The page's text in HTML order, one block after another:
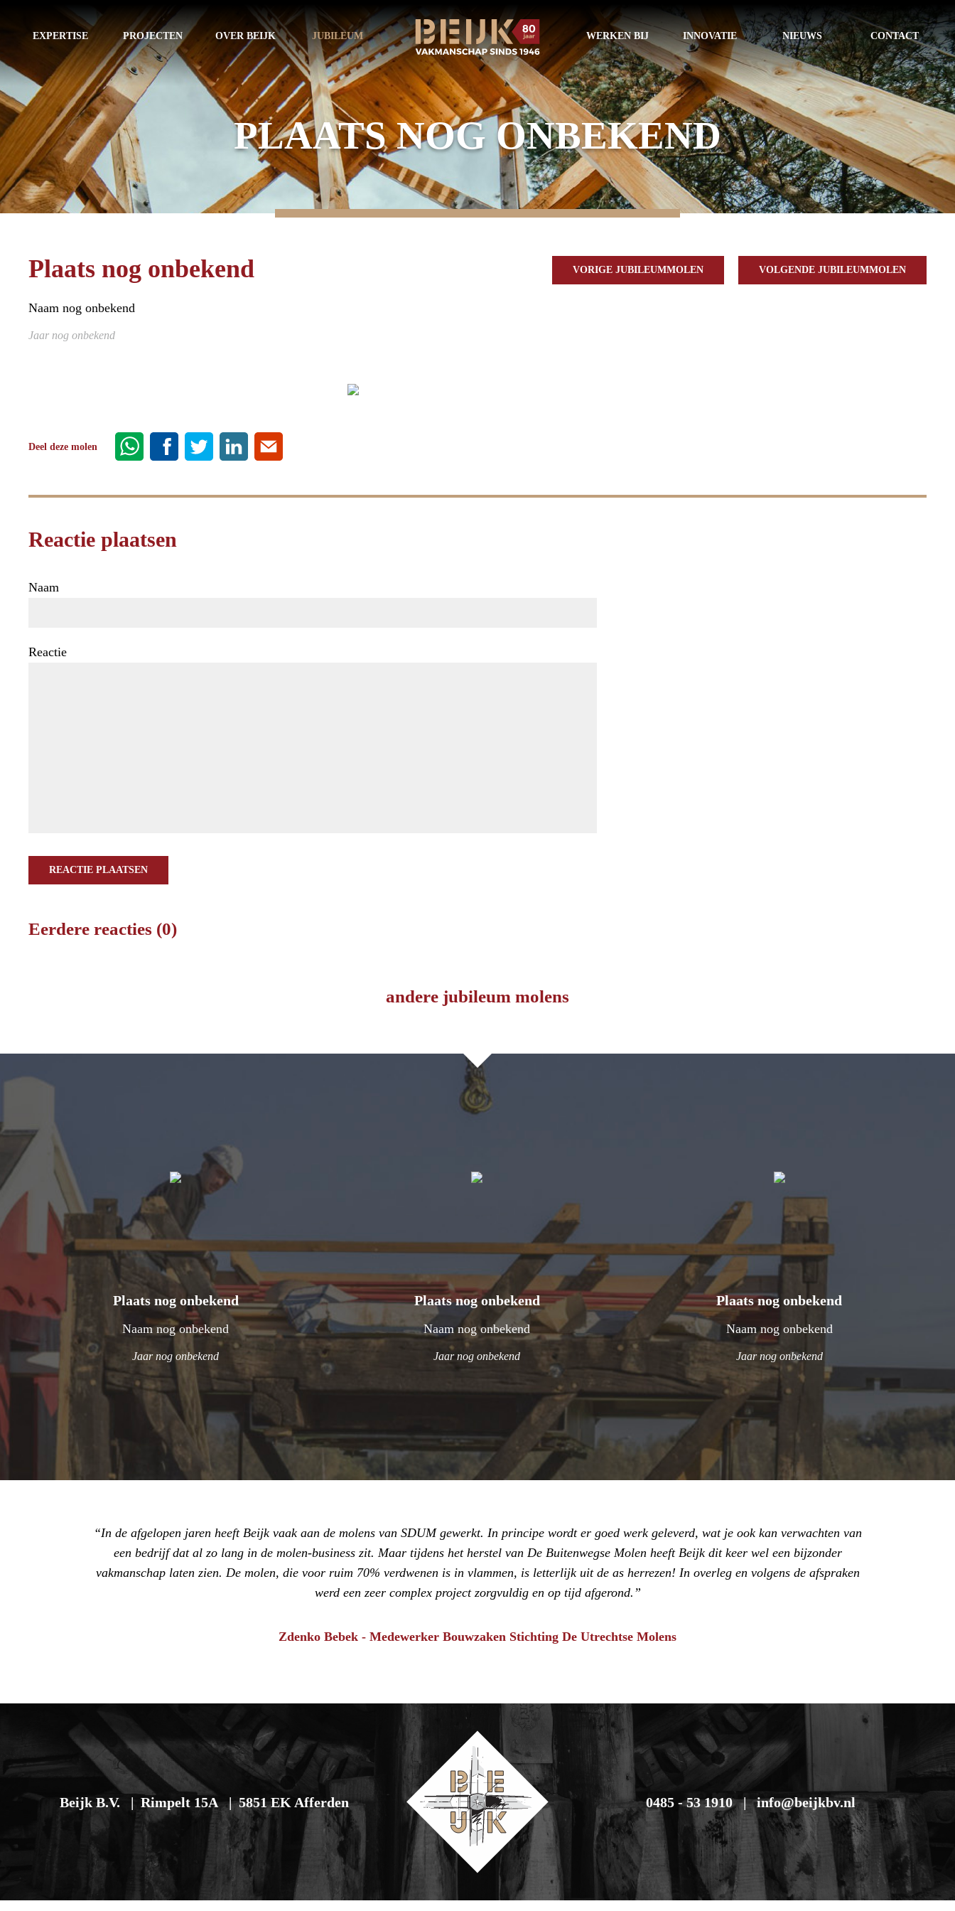
EXPERTISE PROJECTEN OVER BEIJK JUBILEUM WERKEN BIJ INNOVATIE NIEUWS CONTACT
PLAATS NOG ONBEKEND
Plaats nog onbekend
Naam nog onbekend
Jaar nog onbekend
VORIGE JUBILEUMMOLEN VOLGENDE JUBILEUMMOLEN
Deel deze molen
Reactie plaatsen
Naam
Reactie
REACTIE PLAATSEN
Eerdere reacties (0)
andere jubileum molens
Plaats nog onbekend
Naam nog onbekend
Jaar nog onbekend
Plaats nog onbekend
Naam nog onbekend
Jaar nog onbekend
Plaats nog onbekend
Naam nog onbekend
Jaar nog onbekend
In de afgelopen jaren heeft Beijk vaak aan de molens van SDUM gewerkt. In principe wordt er goed werk geleverd, wat je ook kan verwachten van
een bedrijf dat al zo lang in de molen-business zit. Maar tijdens het herstel van De Buitenwegse Molen heeft Beijk dit keer wel een bijzonder
vakmanschap laten zien. De molen, die voor ruim 70% verdwenen is in vlammen, is letterlijk uit de as herrezen! In overleg en volgens de afspraken
werd een zeer complex project zorgvuldig en op tijd afgerond.
Zdenko Bebek - Medewerker Bouwzaken Stichting De Utrechtse Molens
Beijk B.V. Rimpelt 15A 5851 EK Afferden 0485 - 53 1910 info@beijkbv.nl